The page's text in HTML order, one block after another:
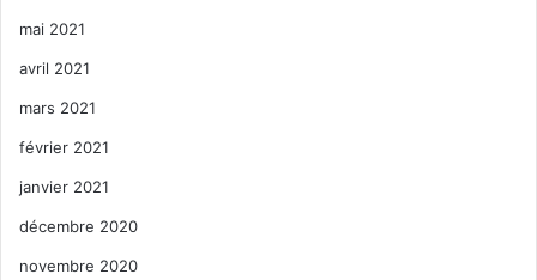
mai 2021
avril 2021
mars 2021
février 2021
janvier 2021
décembre 2020
novembre 2020